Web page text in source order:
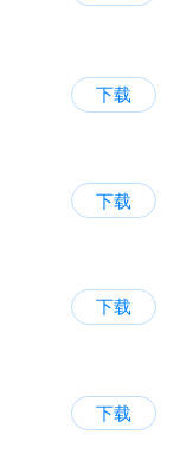
下载
下载
下载
下载